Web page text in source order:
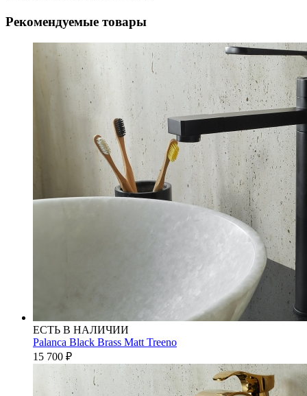
Рекомендуемые товары
ЕСТЬ В НАЛИЧИИ
Palanca Black Brass Matt Treeno
15 700 ₽